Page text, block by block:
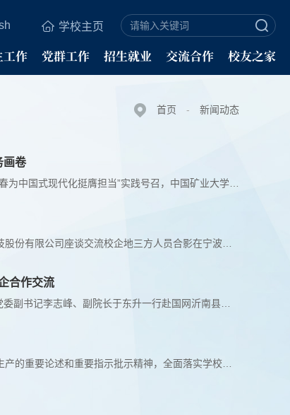
学校主页
工作 党群工作 招生就业 交流合作 校友之家
首页 - 新闻动态
画卷
合作交流